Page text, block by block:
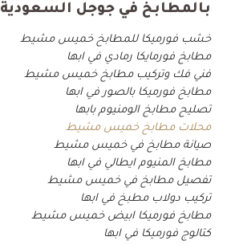
بالمطابخ في جوجل السعودية
خشب فورميكا للمطابخ خميس مشيط
مطابخ فورمايكا رمادي في ابها
فني فك وتركيب مطابخ خميس مشيط
مطابخ فورميكا بالصور في ابها
تصليح مطابخ الومنيوم بابها
محلات مطابخ خميس مشيط
صيانة مطابخ في خميس مشيط
مطابخ المنيوم ايطالي في ابها
تفصيل مطابخ في خميس مشيط
تركيب دولاب مطبخ في ابها
مطابخ فورميكا ابيض خميس مشيط
كتالوج فورميكا في ابها